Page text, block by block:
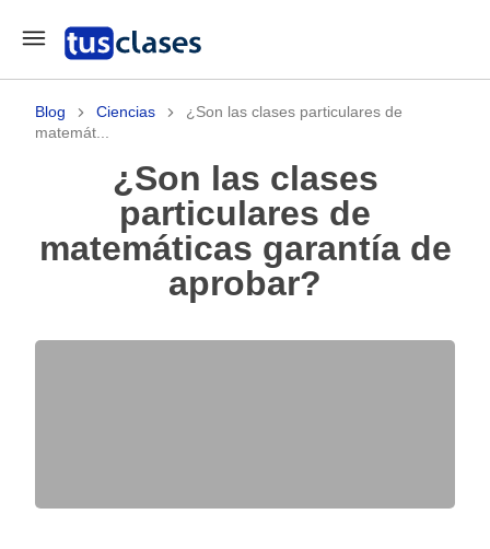
Blog Ciencias
¿Son las clases particulares de
matemát...
¿Son las clases
particulares de
matemáticas garantía de
aprobar?